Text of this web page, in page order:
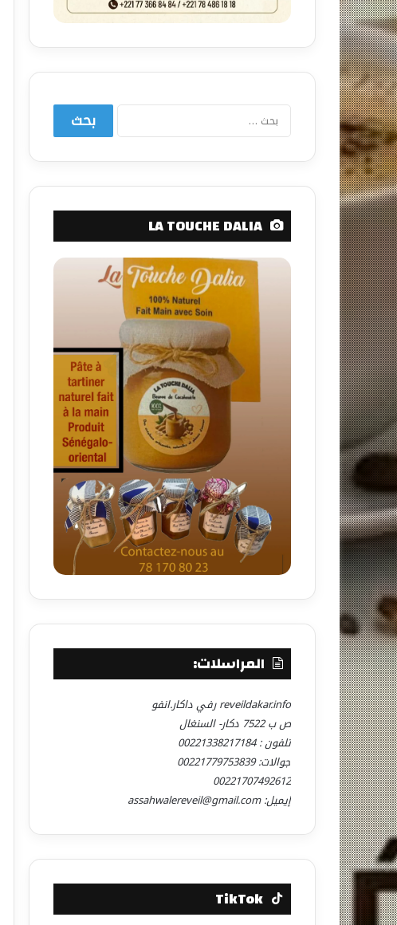
البحث
LA TOUCHE DALIA
المراسلات:
reveildakar.info رفي داكار.انفو
ص ب 7522 دكار- السنغال
تلفون : 00221338217184
جوالات: 00221779753839
00221707492612
إيميل: assahwalereveil@gmail.com
TikTok